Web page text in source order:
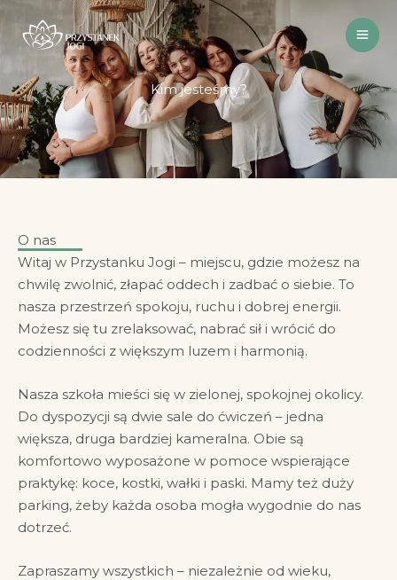
Kim jesteśmy?
O nas
Witaj w Przystanku Jogi – miejscu, gdzie możesz na
chwilę zwolnić, złapać oddech i zadbać o siebie. To
nasza przestrzeń spokoju, ruchu i dobrej energii.
Możesz się tu zrelaksować, nabrać sił i wrócić do
codzienności z większym luzem i harmonią.
Nasza szkoła mieści się w zielonej, spokojnej okolicy.
Do dyspozycji są dwie sale do ćwiczeń – jedna
większa, druga bardziej kameralna. Obie są
komfortowo wyposażone w pomoce wspierające
praktykę: koce, kostki, wałki i paski. Mamy też duży
parking, żeby każda osoba mogła wygodnie do nas
dotrzeć.
Zapraszamy wszystkich – niezależnie od wieku,